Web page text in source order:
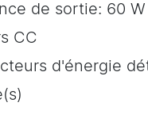
de sortie: 60
CC
d'énergie